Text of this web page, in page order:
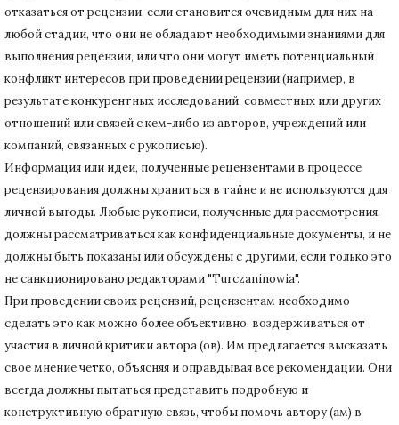
отказаться от рецензии, если становится очевидным для них на
любой стадии, что они не обладают необходимыми знаниями для
выполнения рецензии, или что они могут иметь потенциальный
конфликт интересов при проведении рецензии (например, в
результате конкурентных исследований, совместных или других
отношений или связей с кем-либо из авторов, учреждений или
компаний, связанных с рукописью).
Информация или идеи, полученные рецензентами в процессе
рецензирования должны храниться в тайне и не используются для
личной выгоды. Любые рукописи, полученные для рассмотрения,
должны рассматриваться как конфиденциальные документы, и не
должны быть показаны или обсуждены с другими, если только это
не санкционировано редакторами "Turczaninowia".
При проведении своих рецензий, рецензентам необходимо
сделать это как можно более объективно, воздерживаться от
участия в личной критики автора (ов). Им предлагается высказать
свое мнение четко, объясняя и оправдывая все рекомендации. Они
всегда должны пытаться представить подробную и
конструктивную обратную связь, чтобы помочь автору (ам) в